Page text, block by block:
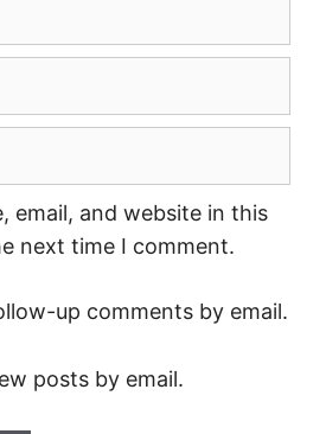
email, and website in this
next time I comment.
up comments by email.
posts by email.